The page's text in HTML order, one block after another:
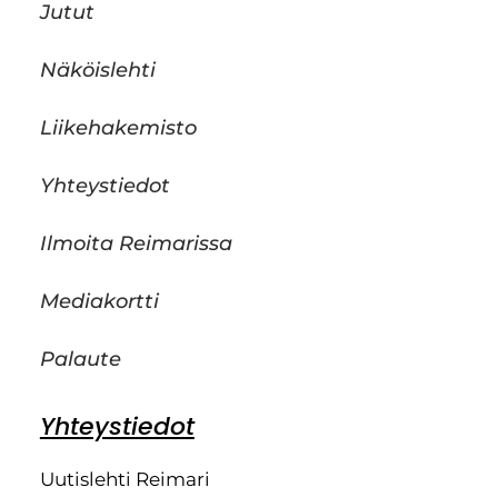
Jutut
Näköislehti
Liikehakemisto
Yhteystiedot
Ilmoita Reimarissa
Mediakortti
Palaute
Yhteystiedot
Uutislehti Reimari